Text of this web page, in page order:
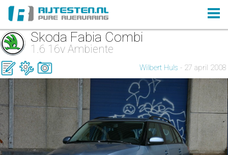
Skoda Fabia Combi
1.6 16v Ambiente
Wilbert Huls - 27 april 2008